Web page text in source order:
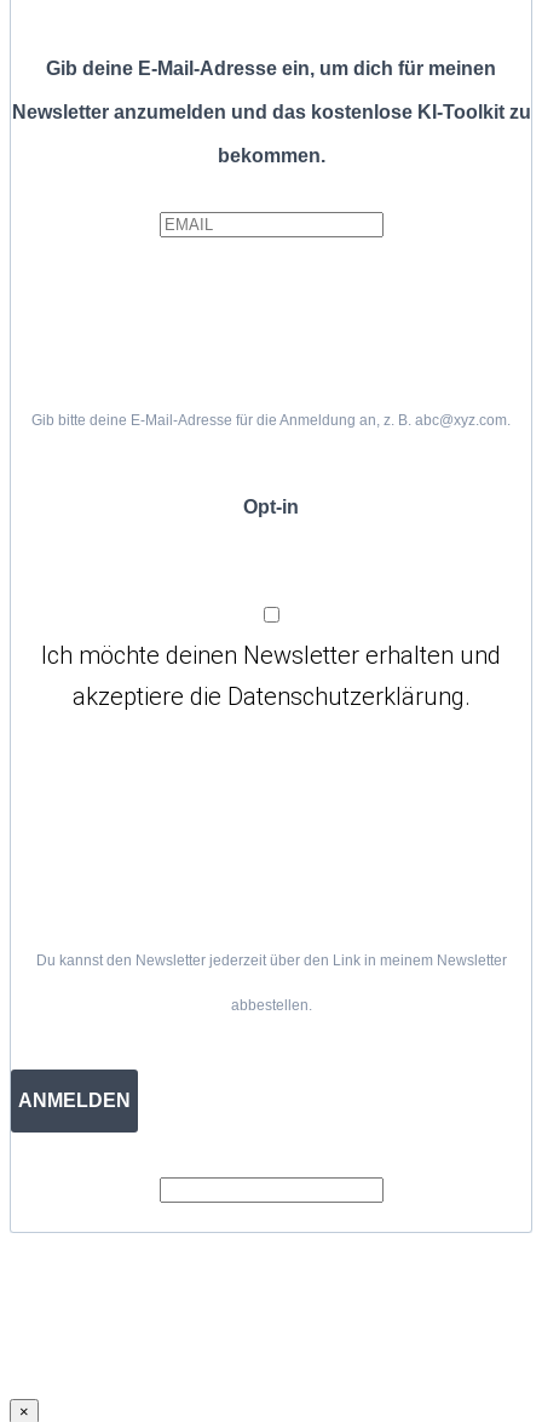
Gib deine E-Mail-Adresse ein, um dich für meinen
Newsletter anzumelden und das kostenlose KI-Toolkit zu
bekommen.
Gib bitte deine E-Mail-Adresse für die Anmeldung an, z. B. abc@xyz.com.
Opt-in
Ich möchte deinen Newsletter erhalten und
akzeptiere die Datenschutzerklärung.
Du kannst den Newsletter jederzeit über den Link in meinem Newsletter
abbestellen.
ANMELDEN
×